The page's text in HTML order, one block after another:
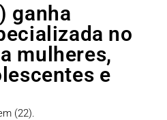
ganha
no
mulheres,
e
(22).